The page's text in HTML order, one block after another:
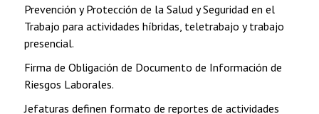
Prevención y Protección de la Salud y Seguridad en el
Trabajo para actividades híbridas, teletrabajo y trabajo
presencial.
Firma de Obligación de Documento de Información de
Riesgos Laborales.
Jefaturas definen formato de reportes de actividades